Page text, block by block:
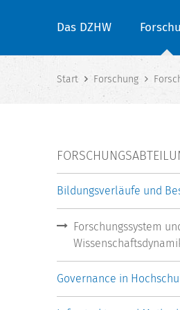
Das DZHW
Start Forschung
Bildungsverläufe und
Forschungssystem
Governance in